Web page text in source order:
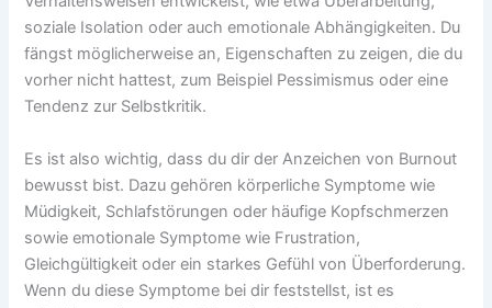
soziale Isolation oder auch emotionale Abhängigkeiten. Du
fängst möglicherweise an, Eigenschaften zu zeigen, die du
vorher nicht hattest, zum Beispiel Pessimismus oder eine
Tendenz zur Selbstkritik.
Es ist also wichtig, dass du dir der Anzeichen von Burnout
bewusst bist. Dazu gehören körperliche Symptome wie
Müdigkeit, Schlafstörungen oder häufige Kopfschmerzen
sowie emotionale Symptome wie Frustration,
Gleichgültigkeit oder ein starkes Gefühl von Überforderung.
Wenn du diese Symptome bei dir feststellst, ist es